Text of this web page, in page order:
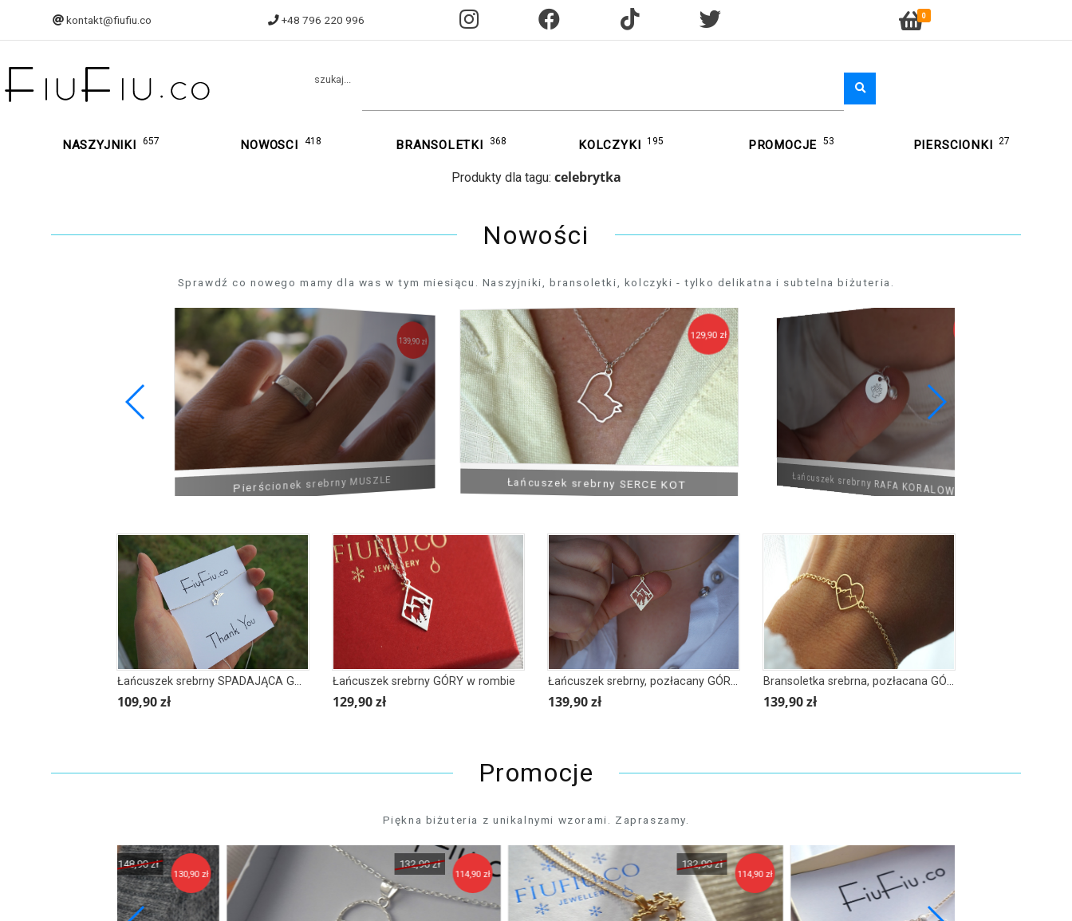
kontakt@fiufiu.co +48 796 220 996 0
szukaj...
NASZYJNIKI 657 NOWOSCI 418 BRANSOLETKI 368 KOLCZYKI 195 PROMOCJE 53 PIERSCIONKI 27
Produkty dla tagu: celebrytka
Nowości
Sprawdź co nowego mamy dla was w tym miesiącu. Naszyjniki, bransoletki, kolczyki - tylko delikatna i subtelna biżuteria.
Pierścionek srebrny MUSZLE Łańcuszek srebrny SERCE KOT
129,90 zł
Łańcuszek srebrny RAFA KORALOWA Z
119,90 zł
Łańcuszek srebrny SPADAJĄCA GWIAZDKA
109,90 zł
Łańcuszek srebrny GÓRY w rombie
129,90 zł
Łańcuszek srebrny, pozłacany GÓRY w rombie
139,90 zł
Bransoletka srebrna, pozłacana GÓRY W SERCU
139,90 zł
Promocje
Piękna biżuteria z unikalnymi wzorami. Zapraszamy.
114,90 zł
132,90 zł
114,90 zł
129,90 zł
111,90 zł